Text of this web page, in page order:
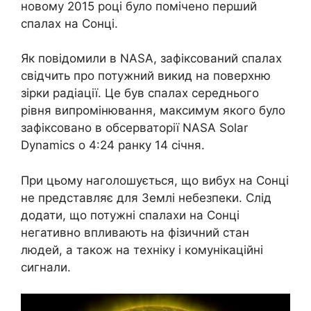
новому 2015 році було помічено перший
спалах на Сонці.
Як повідомили в NASA, зафіксований спалах
свідчить про потужний викид на поверхню
зірки радіації. Це був спалах середнього
рівня випромінювання, максимум якого було
зафіксовано в обсерваторії NASA Solar
Dynamics о 4:24 ранку 14 січня.
При цьому наголошується, що вибух на Сонці
не представляє для Землі небезпеки. Слід
додати, що потужні спалахи на Сонці
негативно впливають на фізичний стан
людей, а також на техніку і комунікаційні
сигнали.